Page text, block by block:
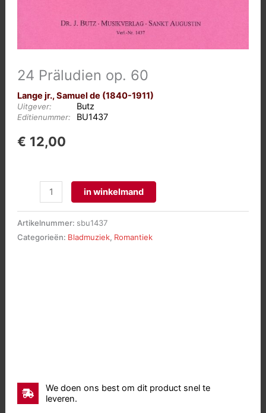
We doen ons best om dit product snel te
leveren.
24 Präludien op. 60
Lange jr., Samuel de (1840-1911)
Uitgever: Butz
Editienummer: BU1437
€ 12,00
Präludien
aantal
in winkelmand
Artikelnummer: sbu1437
Categorieën: Bladmuziek, Romantiek